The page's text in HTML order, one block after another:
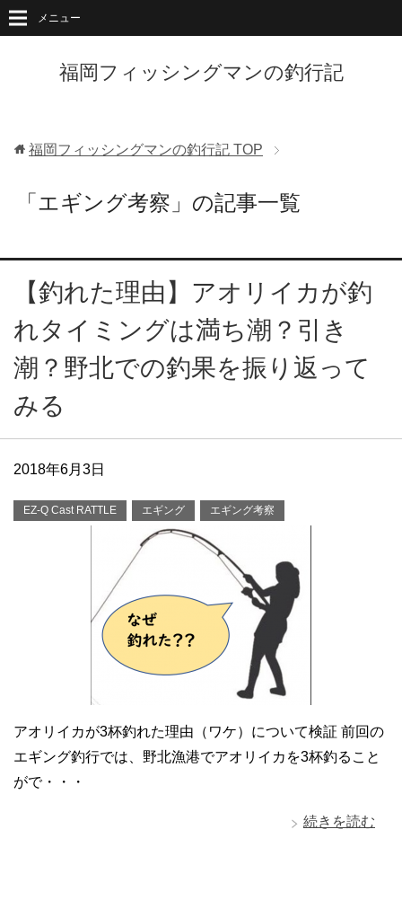
福岡フィッシングマンの釣行記
メニュー
福岡フィッシングマンの釣行記 TOP
「エギング考察」の記事一覧
【釣れた理由】アオリイカが釣
れタイミングは満ち潮？引き
潮？野北での釣果を振り返って
みる
2018年6月3日
EZ-Q Cast RATTLE エギング エギング考察
アオリイカが3杯釣れた理由（ワケ）について検証 前回の
エギング釣行では、野北漁港でアオリイカを3杯釣ること
がで・・・
続きを読む